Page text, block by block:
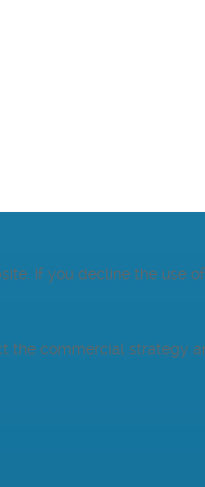
If you decline the use
the commercial strategy